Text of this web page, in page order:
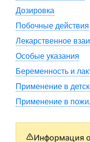
Дозировка
Побочные действия
Лекарственное
Особые указания
Беременность и
Применение в
Применение в
Информация